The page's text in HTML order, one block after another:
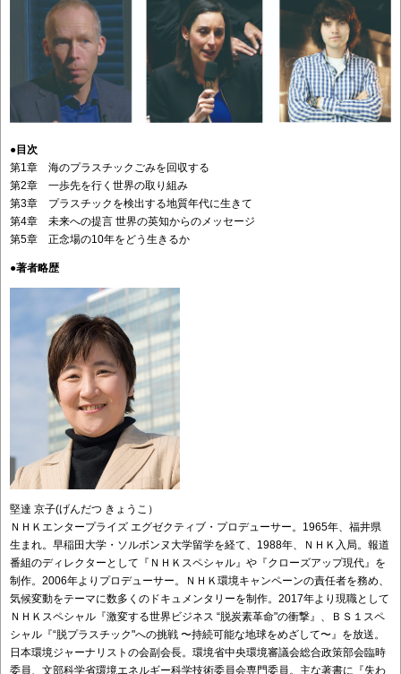
●目次
第1章 海のプラスチックごみを回収する
第2章 一歩先を行く世界の取り組み
第3章 プラスチックを検出する地質年代に生きて
第4章 未来への提言 世界の英知からのメッセージ
第5章 正念場の10年をどう生きるか
●著者略歴
堅達 京子(げんだつ きょうこ）
ＮＨＫエンタープライズ エグゼクティブ・プロデューサー。1965年、福井県
生まれ。早稲田大学・ソルボンヌ大学留学を経て、1988年、ＮＨＫ入局。報道
番組のディレクターとして『ＮＨＫスペシャル』や『クローズアップ現代』を
制作。2006年よりプロデューサー。ＮＨＫ環境キャンペーンの責任者を務め、
気候変動をテーマに数多くのドキュメンタリーを制作。2017年より現職として
ＮＨＫスペシャル『激変する世界ビジネス “脱炭素革命"の衝撃』、ＢＳ１スペ
シャル『“脱プラスチック"への挑戦 〜持続可能な地球をめざして〜』を放送。
日本環境ジャーナリストの会副会長。環境省中央環境審議会総合政策部会臨時
委員、文部科学省環境エネルギー科学技術委員会専門委員。主な著書に『失わ